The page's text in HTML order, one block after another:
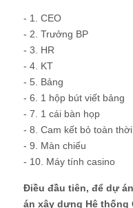
- 1. CEO
- 2. Trưởng BP
- 3. HR
- 4. KT
- 5. Bảng
- 6. 1 hộp bút viết bảng
- 7. 1 cái bàn họp
- 8. Cam kết bỏ toàn
- 9. Màn chiếu
- 10. Máy tính casino
Điều đầu tiên, để dự
án xây dựng Hệ thống